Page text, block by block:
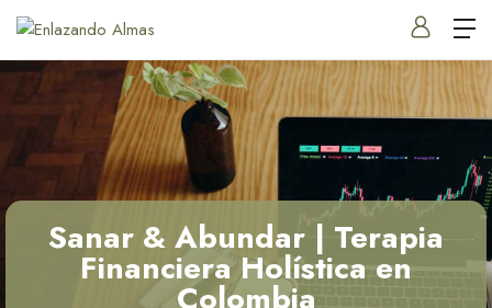
Sanar & Abundar | Terapia
Financiera Holística en
Colombia